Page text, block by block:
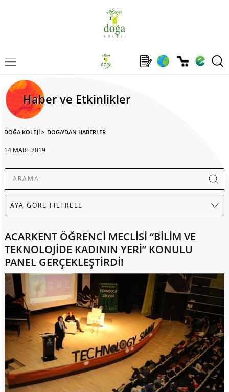
Haber ve Etkinlikler
DOĞA KOLEJİ > DOGA'DAN HABERLER
14 MART 2019
ACARKENT ÖĞRENCİ MECLİSİ “BİLİM VE
TEKNOLOJİDE KADININ YERİ” KONULU
PANEL GERÇEKLEŞTİRDİ!